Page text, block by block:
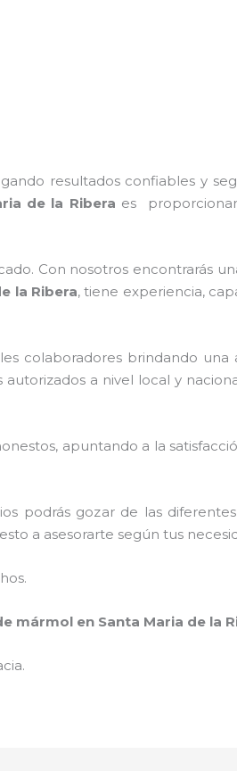
resultados confiables y
de la Ribera es
Con nosotros encontrarás
la Ribera, tiene experiencia,
colaboradores brindando una
a nivel local y
apuntando a la
podrás gozar de las
a asesorarte según tus
mármol en Santa Maria de la